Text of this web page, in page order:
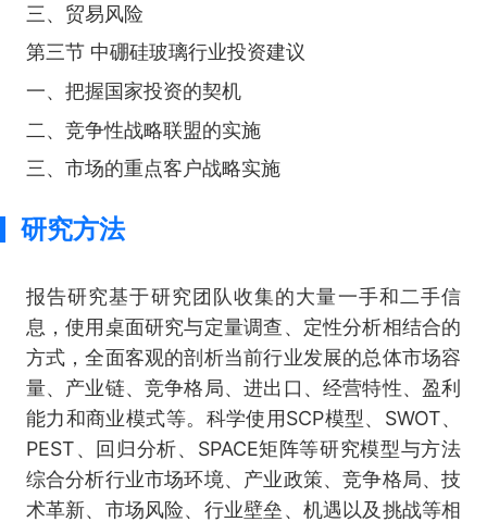
三、贸易风险
第三节 中硼硅玻璃行业投资建议
一、把握国家投资的契机
二、竞争性战略联盟的实施
三、市场的重点客户战略实施
研究方法
报告研究基于研究团队收集的大量一手和二手信
息，使用桌面研究与定量调查、定性分析相结合的
方式，全面客观的剖析当前行业发展的总体市场容
量、产业链、竞争格局、进出口、经营特性、盈利
能力和商业模式等。科学使用SCP模型、SWOT、
PEST、回归分析、SPACE矩阵等研究模型与方法
综合分析行业市场环境、产业政策、竞争格局、技
术革新、市场风险、行业壁垒、机遇以及挑战等相